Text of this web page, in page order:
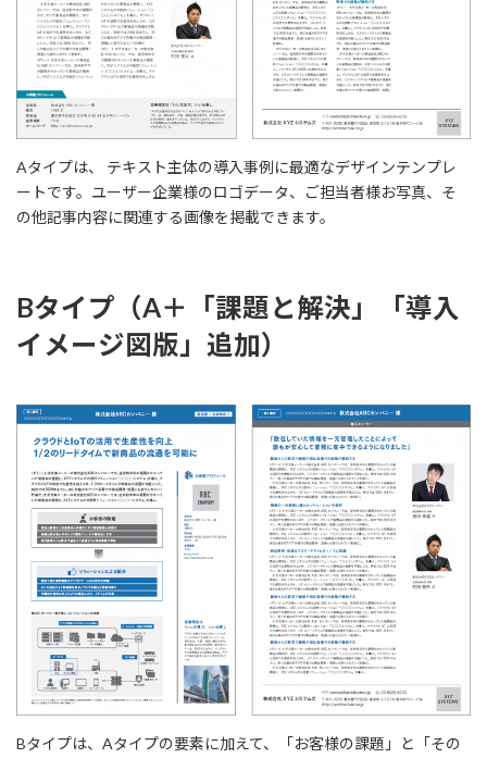
Aタイプは、 テキスト主体の導入事例に最適なデザインテンプレ
ートです。ユーザー企業様のロゴデータ、ご担当者様お写真、そ
の他記事内容に関連する画像を掲載できます。
Bタイプ（A＋「課題と解決」「導入
イメージ図版」追加）
Bタイプは、Aタイプの要素に加えて、「お客様の課題」と「その